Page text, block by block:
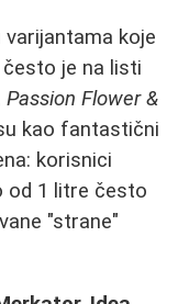
koje
je na listi
Passion Flower &
kao fantastični
korisnici
od 1 litre često
"strane"